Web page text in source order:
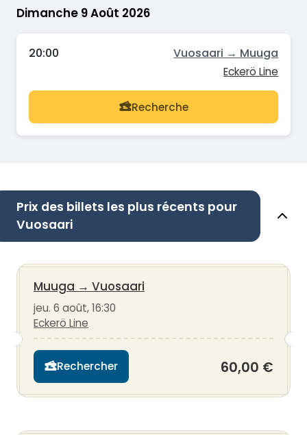
Dimanche 9 Août 2026
20:00 Vuosaari → Muuga
Eckerö Line
Recherche
Prix des billets les plus récents pour
Vuosaari
Muuga → Vuosaari
jeu. 6 août, 16:30
Eckerö Line
Rechercher 60,00 €